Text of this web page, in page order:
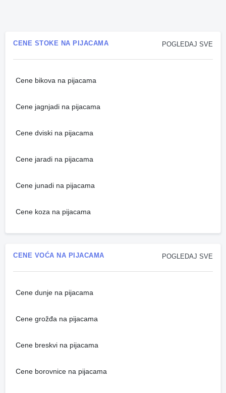
POGLEDAJ SVE
CENE STOKE NA PIJACAMA
Cene bikova na pijacama
Cene jagnjadi na pijacama
Cene dviski na pijacama
Cene jaradi na pijacama
Cene junadi na pijacama
Cene koza na pijacama
POGLEDAJ SVE
CENE VOĆA NA PIJACAMA
Cene dunje na pijacama
Cene grožđa na pijacama
Cene breskvi na pijacama
Cene borovnice na pijacama